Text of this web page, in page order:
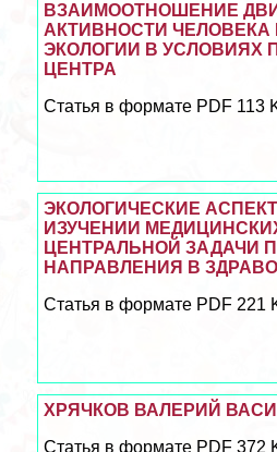
ВЗАИМООТНОШЕНИЕ
АКТИВНОСТИ
ЭКОЛОГИИ В
ЦЕНТРА
Статья в формате PDF 113
ЭКОЛОГИЧЕСКИЕ
ИЗУЧЕНИИ
ЦЕНТРАЛЬНОЙ ЗАДАЧИ
НАПРАВЛЕНИЯ В
Статья в формате PDF 221
ХРЯЧКОВ ВАЛЕРИЙ
Статья в формате PDF 372